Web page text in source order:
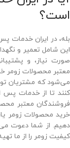
است؟
بله، در ایران خدمات
این شامل تعمیر و
صورت نیاز، و
معتبر محصولات زومر
می‌شود که مشتریان
کنند تا از خدمات پس
فروشندگان معتبر
خرید محصولات زومر
دهیم. از شما دعوت
کیفیت زومر را از ما